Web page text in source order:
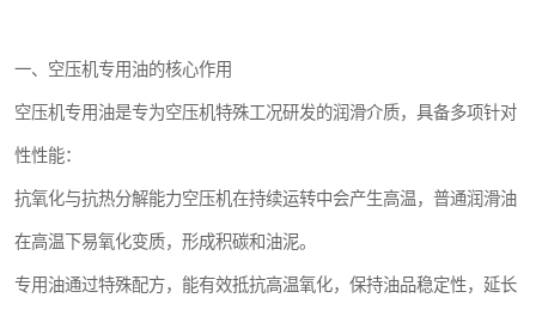
一、空压机专用油的核心作用
空压机专用油是专为空压机特殊工况研发的润滑介质，具备多项针对
性性能：
抗氧化与抗热分解能力空压机在持续运转中会产生高温，普通润滑油
在高温下易氧化变质，形成积碳和油泥。
专用油通过特殊配方，能有效抵抗高温氧化，保持油品稳定性，延长